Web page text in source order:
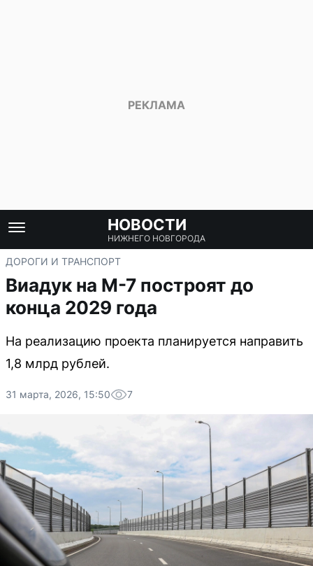
НОВОСТИ
НИЖНЕГО НОВГОРОДА
ДОРОГИ И ТРАНСПОРТ
Виадук на М-7 построят до
конца 2029 года
На реализацию проекта планируется направить
1,8 млрд рублей.
31 марта, 2026, 15:50 7